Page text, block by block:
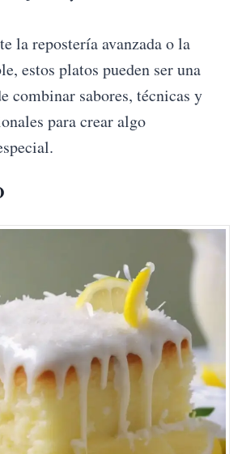
la repostería avanzada o la
estos platos pueden ser una
combinar sabores, técnicas y
para crear algo